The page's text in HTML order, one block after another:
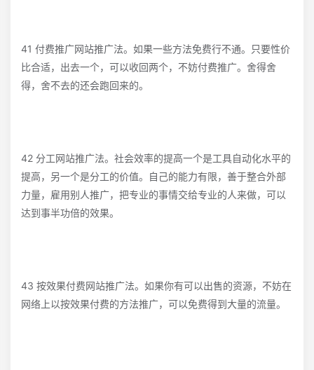
41 付费推广网站推广法。如果一些方法免费行不通。只要性价
比合适，出去一个，可以收回两个，不妨付费推广。舍得舍
得，舍不去的还会跑回来的。
42 分工网站推广法。社会效率的提高一个是工具自动化水平的
提高，另一个是分工的价值。自己的能力有限，善于整合外部
力量，雇用别人推广，把专业的事情交给专业的人来做，可以
达到事半功倍的效果。
43 按效果付费网站推广法。如果你有可以出售的资源，不妨在
网络上以按效果付费的方法推广，可以免费得到大量的流量。